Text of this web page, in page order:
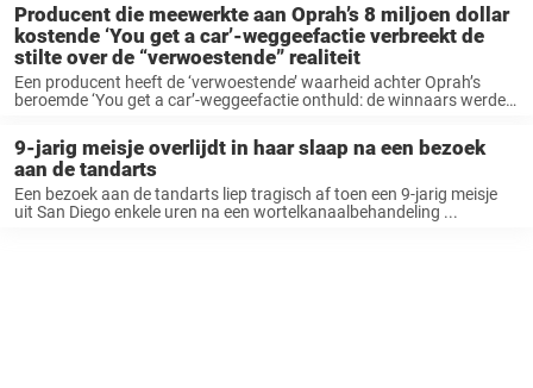
Producent die meewerkte aan Oprah’s 8 miljoen dollar
kostende ‘You get a car’-weggeefactie verbreekt de
stilte over de “verwoestende” realiteit
Een producent heeft de ‘verwoestende’ waarheid achter Oprah’s
beroemde ‘You get a car’-weggeefactie onthuld: de winnaars werden
9-jarig meisje overlijdt in haar slaap na een bezoek
aan de tandarts
Een bezoek aan de tandarts liep tragisch af toen een 9-jarig meisje
uit San Diego enkele uren na een wortelkanaalbehandeling ...